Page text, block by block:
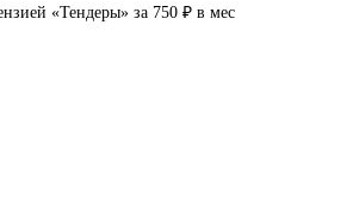
«Тендеры» за 750 ₽ в мес